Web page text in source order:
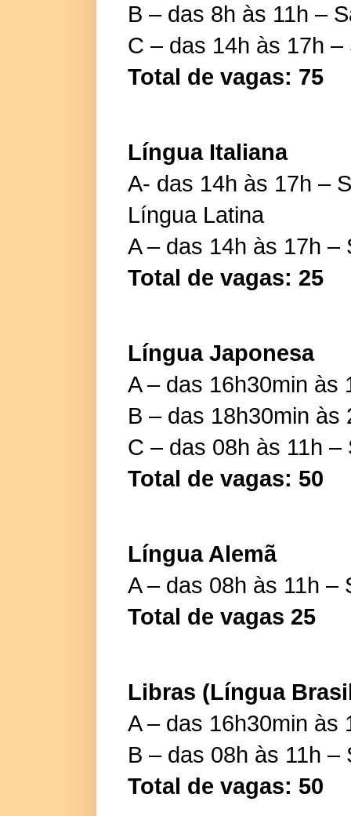
B – das 8h às 11h –
C – das 14h às 17h
Total de vagas: 75
Língua Italiana
A- das 14h às 17h –
Língua Latina
A – das 14h às 17h –
Total de vagas: 25
Língua Japonesa
A – das 16h30min às
B – das 18h30min às
C – das 08h às 11h
Total de vagas: 50
Língua Alemã
A – das 08h às 11h –
Total de vagas 25
Libras (Língua
A – das 16h30min às
B – das 08h às 11h
Total de vagas: 50